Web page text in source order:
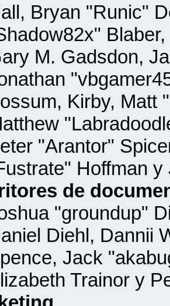
Bryan "Runic"
M. Gadsdon,
Kirby, Matt
"Arantor"
Hoffman
de
"groundup"
Diehl, Dannii
Jack
Trainor y